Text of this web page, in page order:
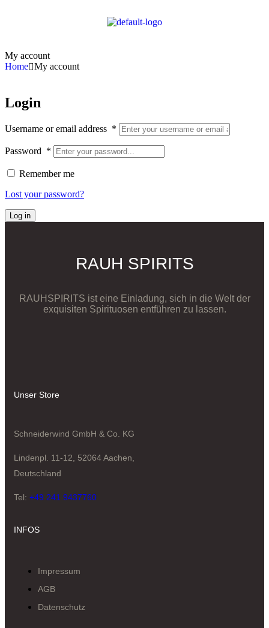
My account
Home My account
Login
Username or email address *
Password *
Remember me
Lost your password?
Log in
RAUH SPIRITS
RAUHSPIRITS ist eine Einladung, sich in die Welt der
exquisiten Spirituosen entführen zu lassen.
Unser Store
Schneiderwind GmbH & Co. KG
Lindenpl. 11-12, 52064 Aachen,
Deutschland
Tel: +49 241 9437760
INFOS
Impressum
AGB
Datenschutz